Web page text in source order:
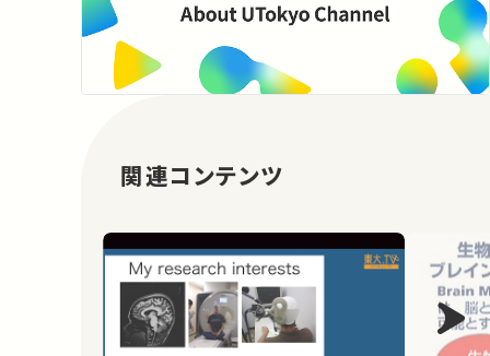
関連コンテンツ